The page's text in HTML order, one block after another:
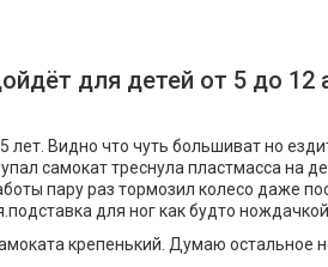
для детей от 5 до
лет. Видно что чуть большиват но
самокат треснула пластмасса на
пару раз тормозил колесо даже
для ног как будто
крепенький. Думаю остальное